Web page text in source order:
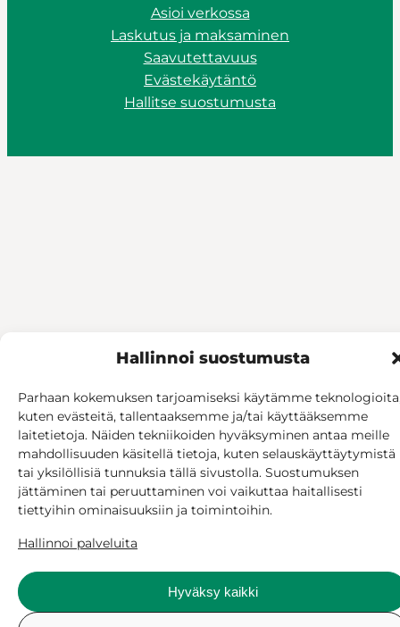
Hallinnoi suostumusta
Parhaan kokemuksen tarjoamiseksi käytämme
kuten evästeitä, tallentaaksemme ja/tai käyttääksemme
laitetietoja. Näiden tekniikoiden hyväksyminen antaa meille
mahdollisuuden käsitellä tietoja, kuten selauskäyttäytymistä
tai yksilöllisiä tunnuksia tällä sivustolla. Suostumuksen
jättäminen tai peruuttaminen voi vaikuttaa haitallisesti
tiettyihin ominaisuuksiin ja toimintoihin.
Hallinnoi palveluita
Hyväksy kaikki
Asioi verkossa
Laskutus ja maksaminen
Saavutettavuus
Evästekäytäntö
Hallitse suostumusta